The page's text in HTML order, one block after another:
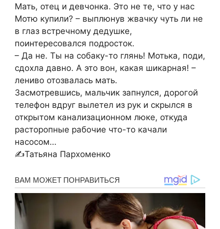
Мать, отец и девчонка. Это не те, что у нас
Мотю купили? – выплюнув жвачку чуть ли не
в глаз встречному дедушке,
поинтересовался подросток.
– Да не. Ты на собаку-то глянь! Мотька, поди,
сдохла давно. А это вон, какая шикарная! –
лениво отозвалась мать.
Засмотревшись, мальчик запнулся, дорогой
телефон вдруг вылетел из рук и скрылся в
открытом канализационном люке, откуда
расторопные рабочие что-то качали
насосом…
✍Татьяна Пархоменко